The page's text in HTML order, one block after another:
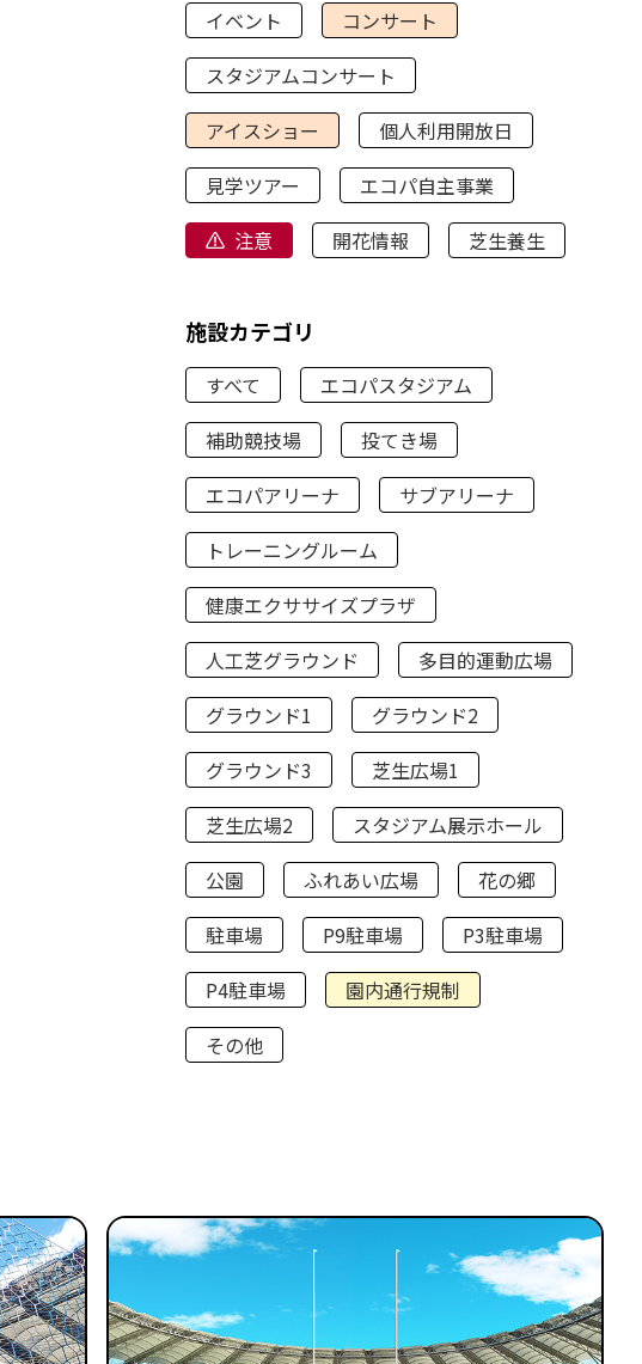
イベント
コンサート
スタジアムコンサート
アイスショー
個人利用開放日
見学ツアー
エコパ自主事業
注意
開花情報 芝生養生
施設カテゴリ
すべて
エコパスタジアム
補助競技場
投てき場
エコパアリーナ
サブアリーナ
トレーニングルーム
健康エクササイズプラザ
人工芝グラウンド
多目的運動広場
グラウンド1
グラウンド2
グラウンド3
芝生広場1
芝生広場2
スタジアム展示ホール
公園
ふれあい広場
花の郷
駐車場
P9駐車場
P3駐車場
P4駐車場
園内通行規制
その他